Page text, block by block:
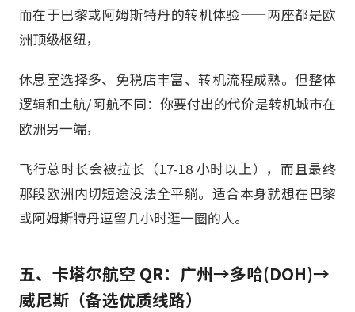
而在于巴黎或阿姆斯特丹的转机体验——两座都是欧
洲顶级枢纽，
休息室选择多、免税店丰富、转机流程成熟。但整体
逻辑和土航/阿航不同：你要付出的代价是转机城市在
欧洲另一端，
飞行总时长会被拉长（17-18 小时以上），而且最终
那段欧洲内切短途没法全平躺。适合本身就想在巴黎
或阿姆斯特丹逗留几小时逛一圈的人。
五、卡塔尔航空 QR：广州→多哈(DOH)→
威尼斯（备选优质线路）